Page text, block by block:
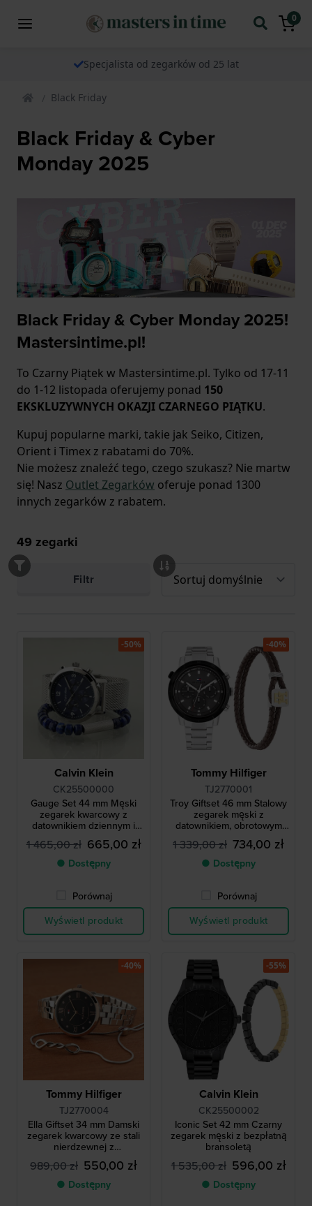
0
Specjalista od zegarków od 25 lat
Black Friday
Black Friday & Cyber
Monday 2025
Black Friday & Cyber Monday 2025!
Mastersintime.pl!
To Czarny Piątek w Mastersintime.pl. Tylko od 17-11
do 1-12 listopada oferujemy ponad 150
EKSKLUZYWNYCH OKAZJI CZARNEGO PIĄTKU.
Kupuj popularne marki, takie jak Seiko, Citizen,
Orient i Timex z rabatami do 70%.
Nie możesz znaleźć tego, czego szukasz? Nie martw
się! Nasz Outlet Zegarków oferuje ponad 1300
innych zegarków z rabatem.
49 zegarki
Filtr
Calvin Klein
CK25500000
Gauge Set 44 mm Męski
zegarek kwarcowy z
datownikiem dziennym i
bezpłatną bransoletą
1 465,00 zł 665,00 zł
● Dostępny
Porównaj
Wyświetl produkt
-50%
Tommy Hilfiger
TJ2770001
Troy Giftset 46 mm Stalowy
zegarek męski z
datownikiem, obrotowym
bezelem i skórzaną
bransoletą
1 339,00 zł 734,00 zł
● Dostępny
Porównaj
Wyświetl produkt
-40%
Tommy Hilfiger
TJ2770004
Ella Giftset 34 mm Damski
zegarek kwarcowy ze stali
nierdzewnej z
kryształowymi indeksami i
bezpłatną bransoletą
989,00 zł 550,00 zł
● Dostępny
-40%
Calvin Klein
CK25500002
Iconic Set 42 mm Czarny
zegarek męski z bezpłatną
bransoletą
1 535,00 zł 596,00 zł
● Dostępny
-55%